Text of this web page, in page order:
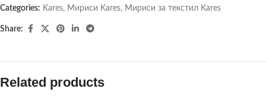
Categories: Kares, Мириси Kares, Мириси за текстил Kares
Share:
Related products